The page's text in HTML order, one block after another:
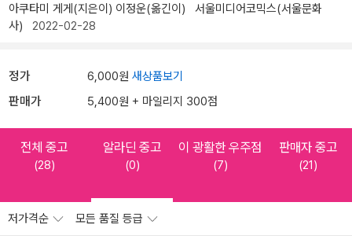
아쿠타미 게게(지은이) 이정운(옮긴이)
서울미디어코믹스(서울문화
사) 2022-02-28
정가 6,000원 새상품보기
판매가 5,400원 + 마일리지 300점
전체 중고
(28)
알라딘 중고
(0)
이 광활한 우주점
(7)
판매자 중고
(21)
저가격순 모든 품질 등급